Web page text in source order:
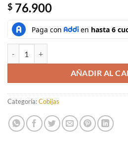
$ 76.900
AÑADIR AL
Categoría:Cobijas